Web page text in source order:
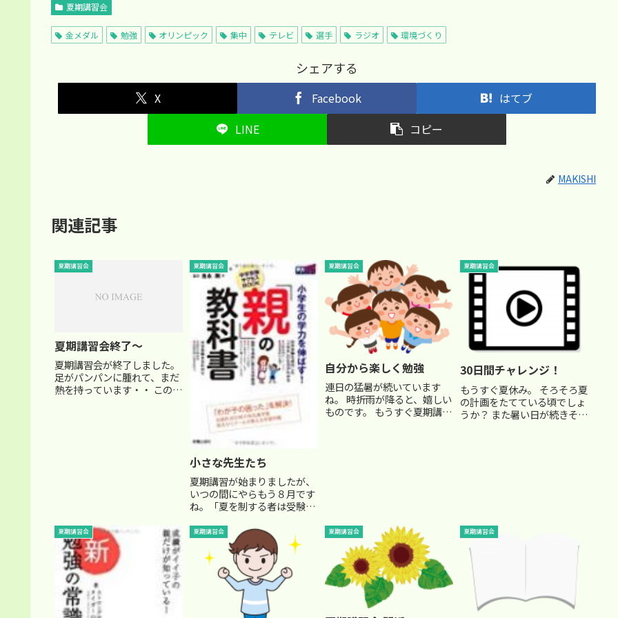
夏期講習会
金メダル 勉強 オリンピック 集中 テレビ 選手 ラジオ 環境づくり
シェアする
X Facebook
はてブ
LINE
コピー
MAKISHI
関連記事
夏期講習会
夏期講習会終了～
夏期講習会が終了しました。
足がパンパンに腫れて、まだ
熱を持っています・・ この期
夏期講習会
小さな先生たち
夏期講習が始まりましたが、
いつの間にやらもう８月です
ね。「夏を制する者は受験を
すが、特に受験生は気合いを
入れて勉強に取り組まないと
いけない時期ですが‥ 祭りや
ら、臨海学校やらで、なかな
か完全に受験勉強に集中、っ
夏期講習会
自分から楽しく勉強
連日の猛暑が続いています
ね。 時折雨が降ると、嬉しい
ものです。 もうすぐ夏期講習
夏期講習会
30日間チャレンジ！
もうすぐ夏休み。 そろそろ夏
の計画をたてている頃でしょ
うか？ また暑い日が続きそう
夏期講習会 夏期講習会 夏期講習会 夏期講習会